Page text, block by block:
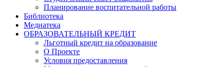
Планирование воспитательной работы
Библиотека
Медиатека
ОБРАЗОВАТЕЛЬНЫЙ КРЕДИТ
Льготный кредит на образование
О Проекте
Условия предоставления